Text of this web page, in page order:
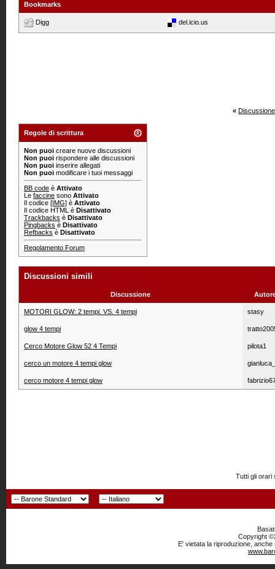
Bookmarks
Digg del.icio.us
«
Regole di scrittura
Non puoi creare nuove discussioni
Non puoi rispondere alle discussioni
Non puoi inserire allegati
Non puoi modificare i tuoi messaggi
BB code è Attivato
Le faccine sono Attivato
Il codice [IMG] è Attivato
Il codice HTML è Disattivato
Trackbacks è Disattivato
Pingbacks è Disattivato
Refbacks è Disattivato
Regolamento Forum
Discussioni simili
Discussione
MOTORI GLOW: 2 tempi. VS. 4 tempi stasy
glow 4 tempi
Cerco Motore Glow 52 4 Tempi pilota1
cerco un motore 4 tempi glow
cerco motore 4 tempi glow
Tutti gli orari
Copyright
E' vietata la riproduzione,